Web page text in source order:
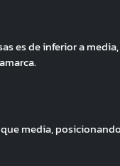
es de inferior a
media,